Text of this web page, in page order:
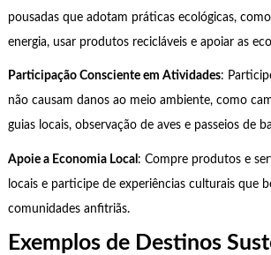
pousadas que adotam práticas ecológicas,
energia, usar produtos recicláveis e apoiar as
Participação Consciente em Atividades:
não causam danos ao meio ambiente, como
guias locais, observação de aves e passeios de
Apoie a Economia Local : Compre produtos e
locais e participe de experiências culturais que
comunidades anfitriãs.
Exemplos de Destinos